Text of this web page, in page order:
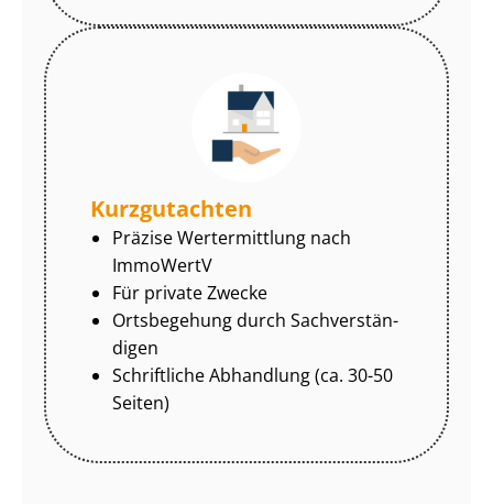
Kurzgutachten
Präzise Wertermittlung nach
ImmoWertV
Für private Zwecke
Ortsbegehung durch Sach­ver­stän­
di­gen
Schriftliche Abhandlung (ca. 30-50
Seiten)